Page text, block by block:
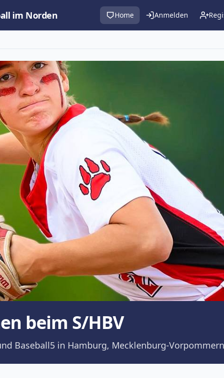
im Norden Home Anmelden
beim S/HBV
Baseball5 in Hamburg, Mecklenburg-